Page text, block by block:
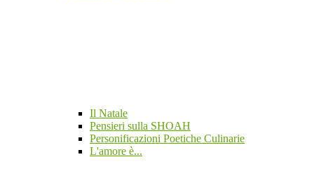
Il Natale
Pensieri sulla SHOAH
Personificazioni Poetiche Culinarie
L'amore è...